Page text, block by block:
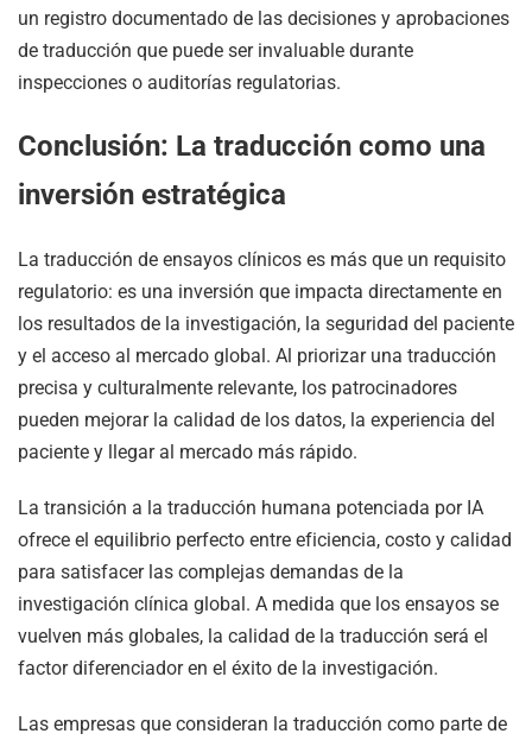
un registro documentado de las decisiones y aprobaciones
de traducción que puede ser invaluable durante
inspecciones o auditorías regulatorias.
Conclusión: La traducción como una
inversión estratégica
La traducción de ensayos clínicos es más que un requisito
regulatorio: es una inversión que impacta directamente en
los resultados de la investigación, la seguridad del paciente
y el acceso al mercado global. Al priorizar una traducción
precisa y culturalmente relevante, los patrocinadores
pueden mejorar la calidad de los datos, la experiencia del
paciente y llegar al mercado más rápido.
La transición a la traducción humana potenciada por IA
ofrece el equilibrio perfecto entre eficiencia, costo y calidad
para satisfacer las complejas demandas de la
investigación clínica global. A medida que los ensayos se
vuelven más globales, la calidad de la traducción será el
factor diferenciador en el éxito de la investigación.
Las empresas que consideran la traducción como parte de